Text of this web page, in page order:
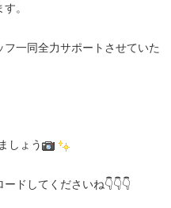
。
一同全力サポートさせていた
しょう
ドしてくださいね👇👇👇